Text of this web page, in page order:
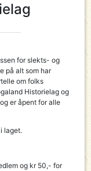
for slekts- og
på alt som har
om folks
Historielag og
er åpent for alle
laget.
og kr 50,- for